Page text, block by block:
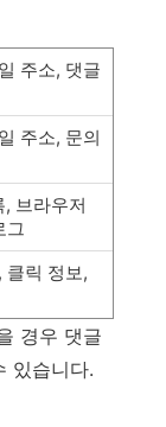
주소, 댓글
주소, 문의
브라우저
그
클릭 정보,
경우 댓글
있습니다.